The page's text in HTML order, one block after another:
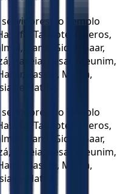
servidores do Templo
Tabaote, Queros,
Hanã, Gidel, Gaar,
Paseia, Besai, Meunim,
Baslite, Meída,
e Hatifa.
servidores do Templo
Tabaote, Queros,
Hanã, Gidel, Gaar,
Paseia, Besai, Meunim,
Baslite, Meída,
e Hatifa.